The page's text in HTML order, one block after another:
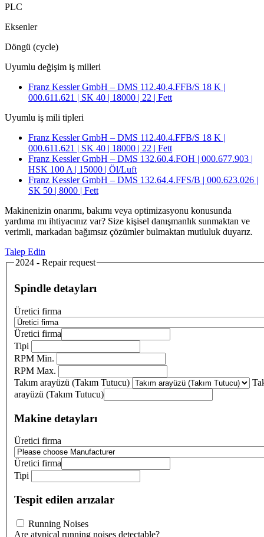
PLC
Eksenler
Döngü (cycle)
Uyumlu değişim iş milleri
Franz Kessler GmbH – DMS 112.40.4.FFB/S 18 K |
000.611.621 | SK 40 | 18000 | 22 | Fett
Uyumlu iş mili tipleri
Franz Kessler GmbH – DMS 112.40.4.FFB/S 18 K |
000.611.621 | SK 40 | 18000 | 22 | Fett
Franz Kessler GmbH – DMS 132.60.4.FOH | 000.677.903 |
HSK 100 A | 15000 | Öl/Luft
Franz Kessler GmbH – DMS 132.64.4.FFS/B | 000.623.026 |
SK 50 | 8000 | Fett
Makinenizin onarımı, bakımı veya optimizasyonu konusunda
yardıma mı ihtiyacınız var? Size kişisel danışmanlık sunmaktan ve
verimli, markadan bağımsız çözümler bulmaktan mutluluk duyarız.
Talep Edin
2024 - Repair request
Spindle detayları
Üretici firma
Üretici firma
Tipi
RPM Min.
RPM Max.
Takım arayüzü (Takım Tutucu)
arayüzü (Takım Tutucu)
Makine detayları
Üretici firma
Üretici firma
Tipi
Tespit edilen arızalar
Running Noises
Are atypical running noises detectable?